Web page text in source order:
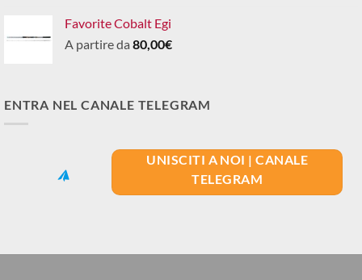
Favorite Cobalt Egi
A partire da 80,00€
ENTRA NEL CANALE TELEGRAM
UNISCITI A NOI | CANALE
TELEGRAM